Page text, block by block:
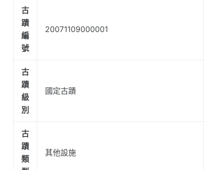
古
蹟
編
號
20071109000001
古
蹟
級
別
國定古蹟
古
蹟
類
其他設施